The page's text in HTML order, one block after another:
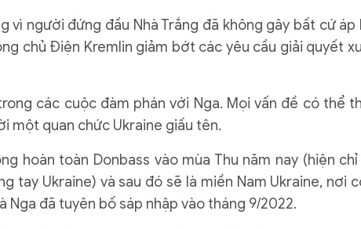
vì người đứng đầu Nhà Trắng đã không gây bất cứ áp
chủ Điện Kremlin giảm bớt các yêu cầu giải quyết
các cuộc đàm phán với Nga. Mọi vấn đề có thể
một quan chức Ukraine giấu tên.
hoàn toàn Donbass vào mùa Thu năm nay (hiện
tay Ukraine) và sau đó sẽ là miền Nam Ukraine, nơi
Nga đã tuyên bố sáp nhập vào tháng 9/2022.